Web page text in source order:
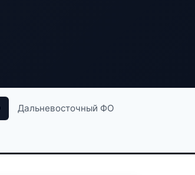
Дальневосточный ФО